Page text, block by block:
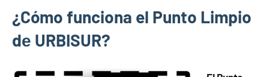
¿Cómo funciona el Punto Limpio
dе URBISUR?